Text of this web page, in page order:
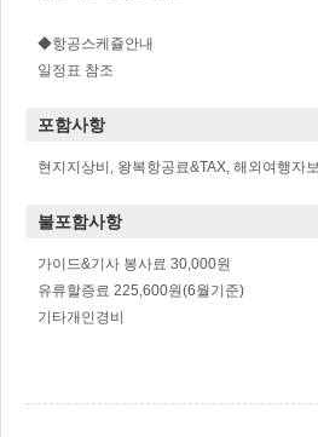
◆항공스케쥴안내
일정표 참조
포함사항
현지지상비, 왕복항공료&TAX, 해외여행자
불포함사항
가이드&기사 봉사료 30,000원
유류할증료 225,600원(6월기준)
기타개인경비